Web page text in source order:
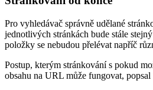
Pro vyhledávač správně udělané
jednotlivých stránkách bude stále
položky se nebudou přelévat napříč
Postup, kterým stránkování s pokud
obsahu na URL může fungovat,